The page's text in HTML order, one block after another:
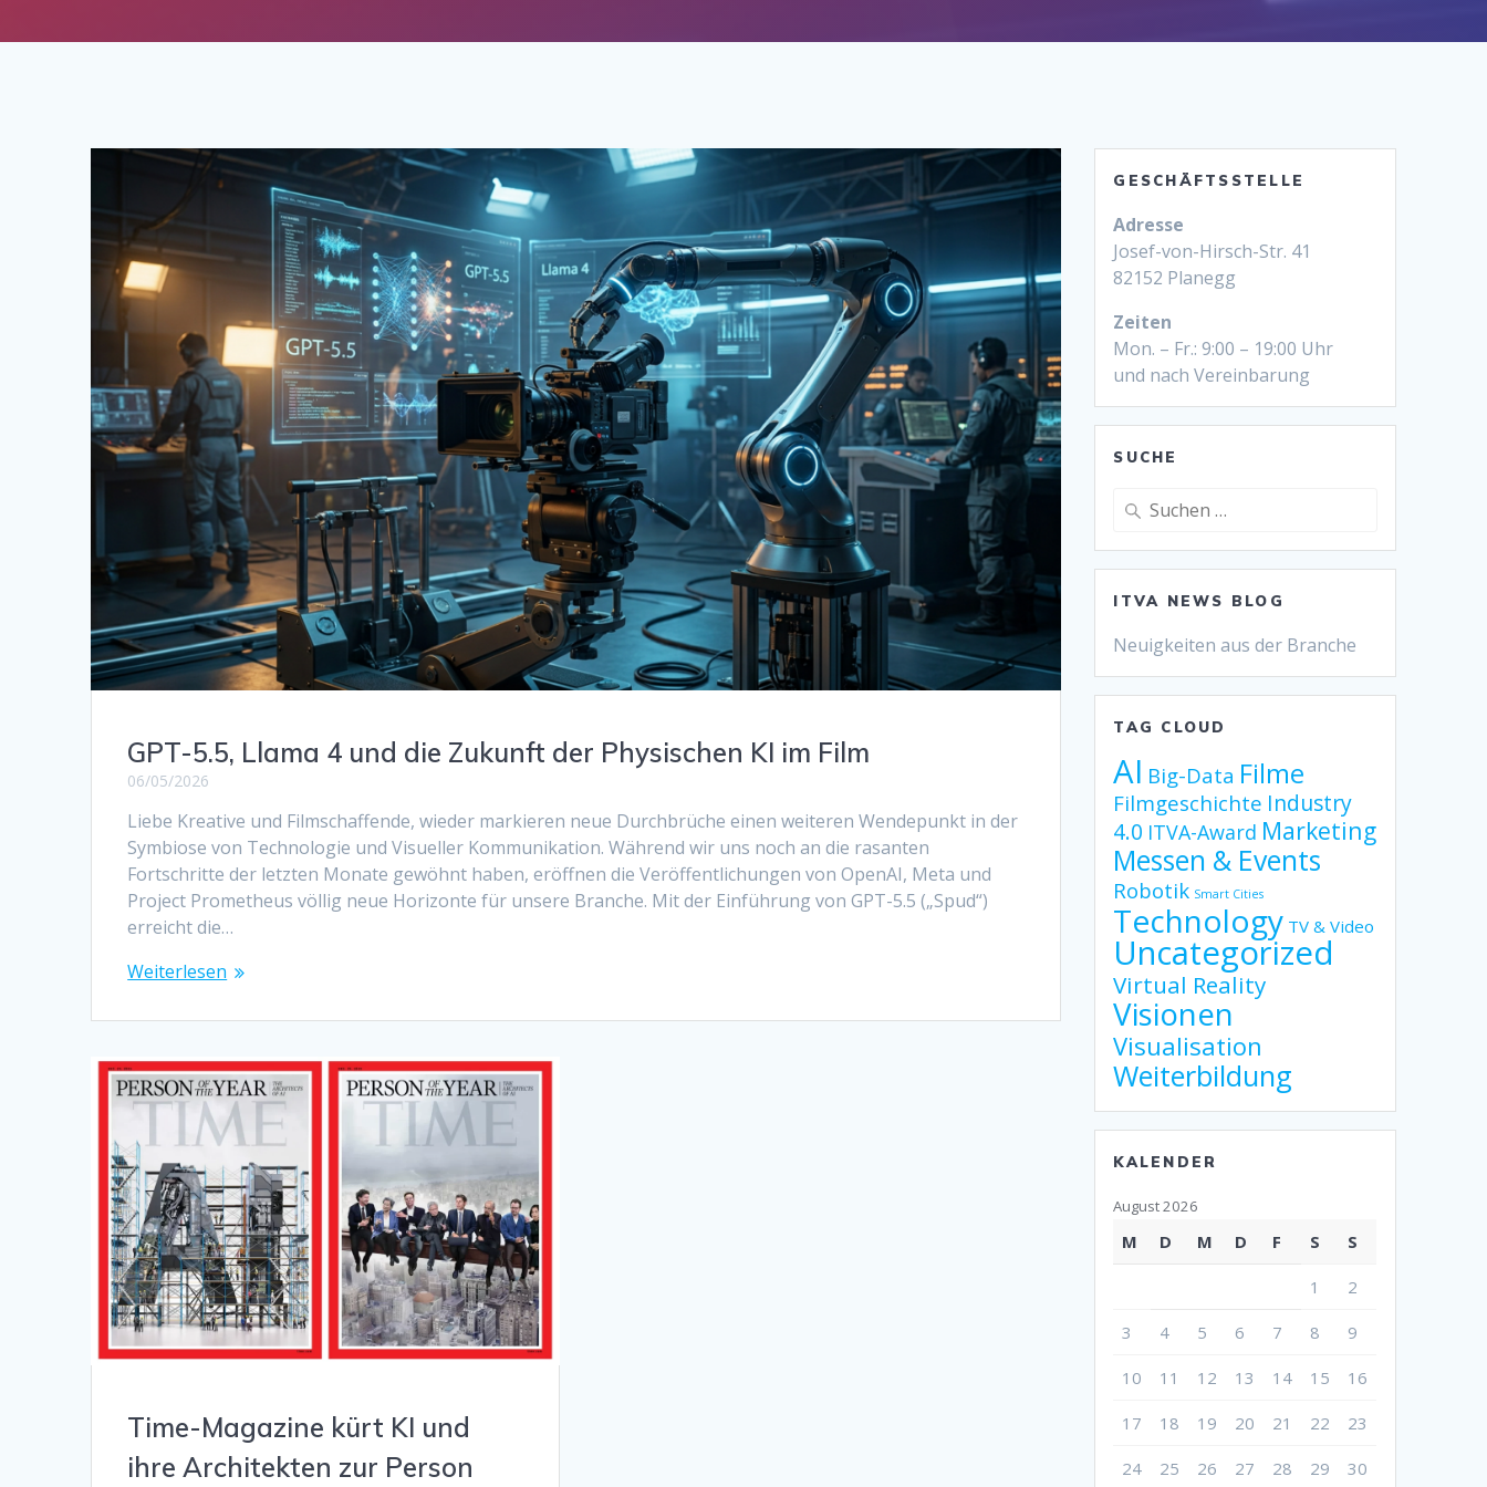
GPT-5.5, Llama 4 und die Zukunft der Physischen KI im Film
06/05/2026
Liebe Kreative und Filmschaffende, wieder markieren neue Durchbrüche einen weiteren Wendepunkt in der
Symbiose von Technologie und Visueller Kommunikation. Während wir uns noch an die rasanten
Fortschritte der letzten Monate gewöhnt haben, eröffnen die Veröffentlichungen von OpenAI, Meta und
Project Prometheus völlig neue Horizonte für unsere Branche. Mit der Einführung von GPT-5.5 („Spud“)
erreicht die…
Weiterlesen
Time-Magazine kürt KI und
ihre Architekten zur Person
GESCHÄFTSSTELLE
Adresse
Josef-von-Hirsch-Str. 41
82152 Planegg
Zeiten
Mon. – Fr.: 9:00 – 19:00 Uhr
und nach Vereinbarung
SUCHE
Suche
ITVA NEWS BLOG
Neuigkeiten aus der Branche
TAG CLOUD
AI Big-Data Filme
Filmgeschichte Industry
4.0 ITVA-Award Marketing
Messen & Events
Robotik Smart Cities
Technology TV & Video
Uncategorized
Virtual Reality
Visionen
Visualisation
Weiterbildung
KALENDER
August 2026
M D M D F S S
1 2
3 4 5 6 7 8 9
10 11 12 13 14 15 16
17 18 19 20 21 22 23
24 25 26 27 28 29 30